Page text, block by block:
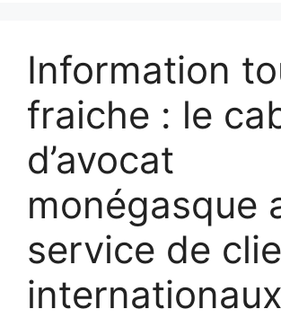
Information
fraiche : le
d’avocat
monégasque
service de
internationaux